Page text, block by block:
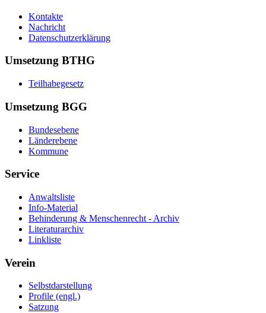
Kontakte
Nachricht
Datenschutzerklärung
Umsetzung BTHG
Teilhabegesetz
Umsetzung BGG
Bundesebene
Länderebene
Kommune
Service
Anwaltsliste
Info-Material
Behinderung & Menschenrecht - Archiv
Literaturarchiv
Linkliste
Verein
Selbstdarstellung
Profile (engl.)
Satzung